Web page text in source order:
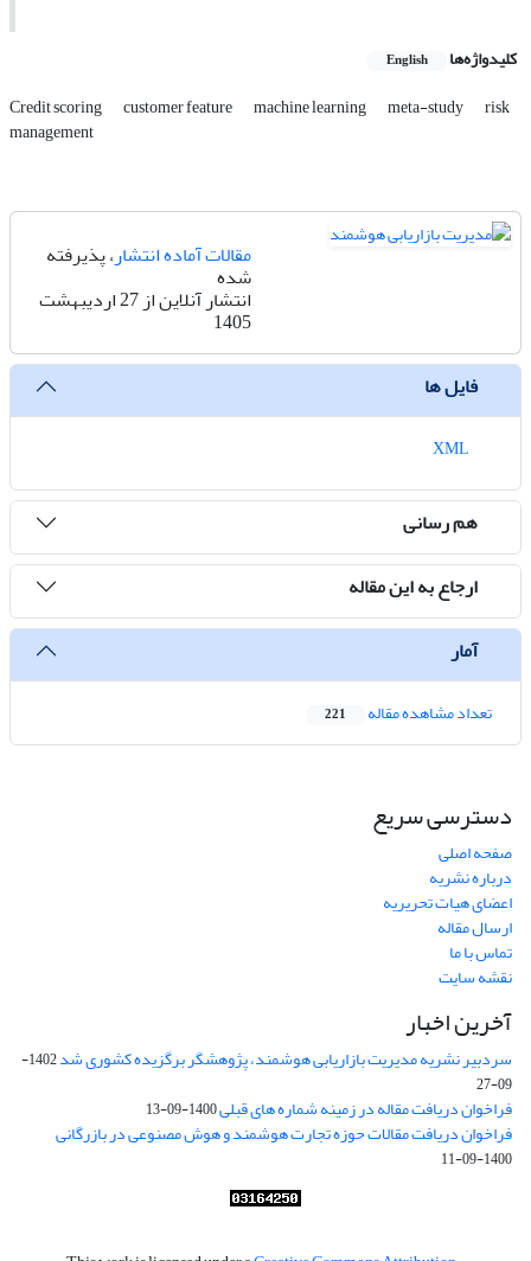
کلیدواژه‌ها English
Credit scoring customer feature machine learning meta-study risk
management
مقالات آماده انتشار، پذیرفته
شده
انتشار آنلاین از 27 اردیبهشت
1405
فایل ها
هم رسانی
ارجاع به این مقاله
آمار
تعداد مشاهده مقاله 221
دسترسی سریع
صفحه اصلی
درباره نشریه
اعضای هیات تحریریه
ارسال مقاله
تماس با ما
نقشه سایت
آخرین اخبار
سردبیر نشریه مدیریت بازاریابی هوشمند، پژوهشگر برگزیده کشوری شد
1402-
09-27
فراخوان دریافت مقاله در زمینه شماره های قبلی1400-09-13
فراخوان دریافت مقالات حوزه تجارت هوشمند و هوش مصنوعی در بازرگانی
1400-09-11